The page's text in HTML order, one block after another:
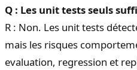
Q : Les unit tests seuls
R : Non. Les unit tests
mais les risques
evaluation, regression et